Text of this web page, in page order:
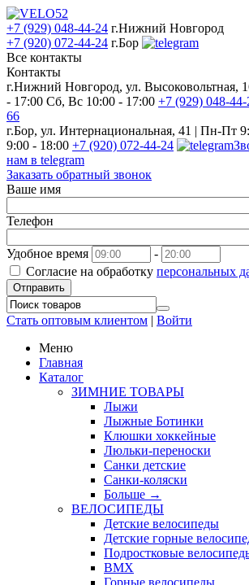
+7 (929) 048-44-24 г.Нижний Новгород
+7 (920) 072-44-24 г.Бор
Все контакты
Контакты
г.Нижний Новгород, ул.
- 17:00 Сб, Вс 10:00 - 17:00 +7 (929) 048-44-
66
г.Бор, ул. Интернациональная, 41 | Пн-Пт
9:00 - 18:00 +7 (920) 072-44-24
нам в telegram
Заказать обратный звонок
Ваше имя
Телефон
Удобное время
-
Согласие на обработку персональных
Отправить
Стать оптовым клиентом | Войти
Меню
Главная
Каталог
ЗИМНИЕ ТОВАРЫ
Лыжи
Лыжные Ботинки
Клюшки хоккейные
Люльки-переноски
Санки детские
Санки-коляски
Больше →
ВЕЛОСИПЕДЫ
Детские велосипеды
Детские горные
Подростковые
BMX
Горные велосипеды